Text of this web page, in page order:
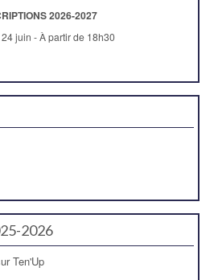
2026-2027
juin - À partir de 18h30
2026
Ten'Up